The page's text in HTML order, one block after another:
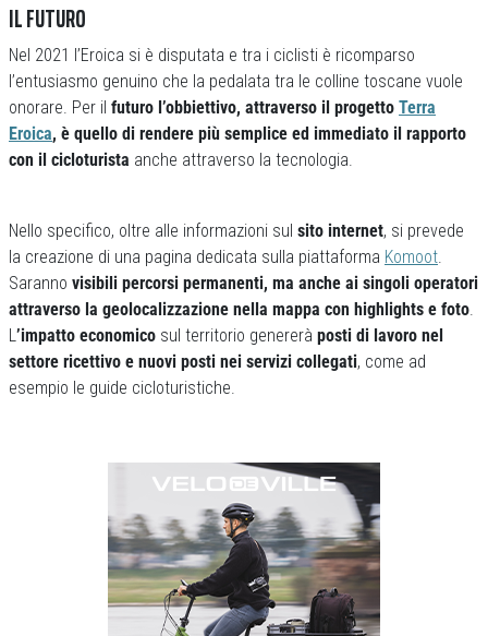
IL FUTURO
Nel 2021 l’Eroica si è disputata e tra i ciclisti è ricomparso
l’entusiasmo genuino che la pedalata tra le colline toscane vuole
onorare. Per il futuro l’obbiettivo, attraverso il progetto Terra
Eroica, è quello di rendere più semplice ed immediato il rapporto
con il cicloturista anche attraverso la tecnologia.
Nello specifico, oltre alle informazioni sul sito internet, si prevede
la creazione di una pagina dedicata sulla piattaforma Komoot.
Saranno visibili percorsi permanenti, ma anche ai singoli operatori
attraverso la geolocalizzazione nella mappa con highlights e foto.
L’impatto economico sul territorio genererà posti di lavoro nel
settore ricettivo e nuovi posti nei servizi collegati, come ad
esempio le guide cicloturistiche.